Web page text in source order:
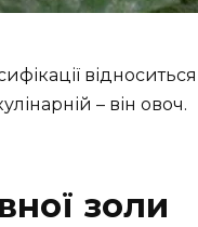
– він овоч.
золи